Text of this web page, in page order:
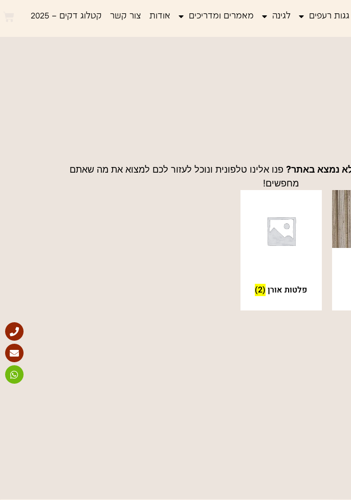
גגות רעפים לגינה מאמרים ומדריכים אודות צור קשר קטלוג דקים – 2025
נמצא באתר? פנו אלינו טלפונית ונוכל לעזור לכם למצוא את מה שאתם
מחפשים!
פלטות אורן (2)